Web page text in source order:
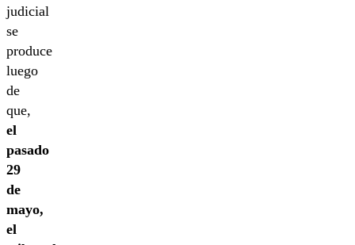
judicial
se
produce
luego
de
que,
el
pasado
29
de
mayo,
el